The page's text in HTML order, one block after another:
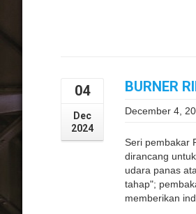
04
Dec
2024
BURNER
December 4,
Seri pembakar
dirancang
udara panas
tahap";
memberikan